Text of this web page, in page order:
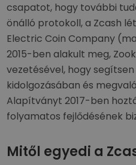
csapatot, hogy további
önálló protokoll, a Zcash
Electric Coin Company
2015-ben alakult meg,
vezetésével, hogy
kidolgozásában és
Alapítványt 2017-ben
folyamatos fejlődésének
Mitől egyedi a